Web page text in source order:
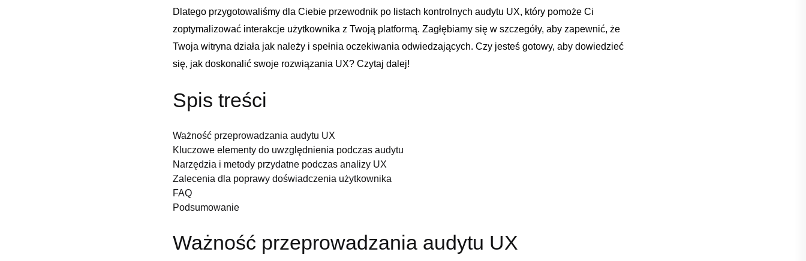
Dlatego przygotowaliśmy dla Ciebie przewodnik po listach kontrolnych ⁢audytu UX, który⁣ pomoże Ci
zoptymalizować interakcje użytkownika z Twoją platformą. ‌Zagłębiamy się w szczegóły, aby zapewnić, że
Twoja witryna⁤ działa jak należy i spełnia oczekiwania odwiedzających. Czy ⁢jesteś gotowy, aby dowiedzieć
się,⁤ jak doskonalić swoje ‍rozwiązania UX? Czytaj dalej!
Spis treści
Ważność ‌przeprowadzania audytu UX
Kluczowe elementy do⁤ uwzględnienia podczas audytu
Narzędzia i metody⁤ przydatne podczas analizy UX
Zalecenia dla poprawy doświadczenia użytkownika
FAQ
Podsumowanie
Ważność przeprowadzania audytu UX